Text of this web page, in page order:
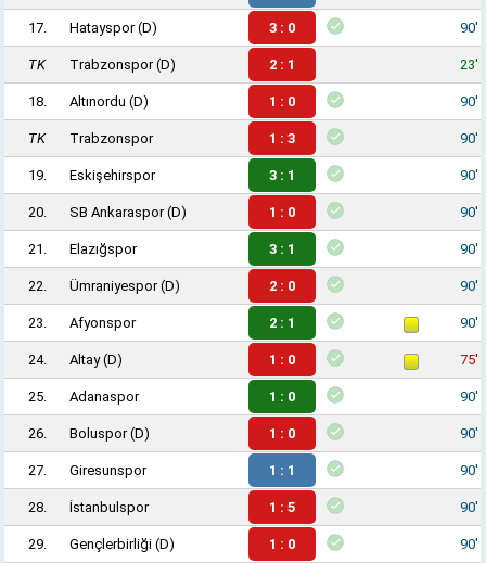
17. Hatayspor(D) 3 : 0 90'
TK Trabzonspor(D) 2 : 1 23'
18. Altınordu (D) 1 : 0 90'
TK Trabzonspor 1 : 3 90'
19. Eskişehirspor 3 : 1 90'
20. SB Ankaraspor(D) 1 : 0 90'
21. Elazığspor 3 : 1 90'
22. Ümraniyespor(D) 2 : 0 90'
23. Afyonspor 2 : 1 90'
24. Altay(D) 1 : 0 75'
25. Adanaspor 1 : 0 90'
26. Boluspor(D) 1 : 0 90'
27. Giresunspor 1 : 1 90'
28. İstanbulspor 1 : 5 90'
29. Gençlerbirliği (D) 1 : 0 90'